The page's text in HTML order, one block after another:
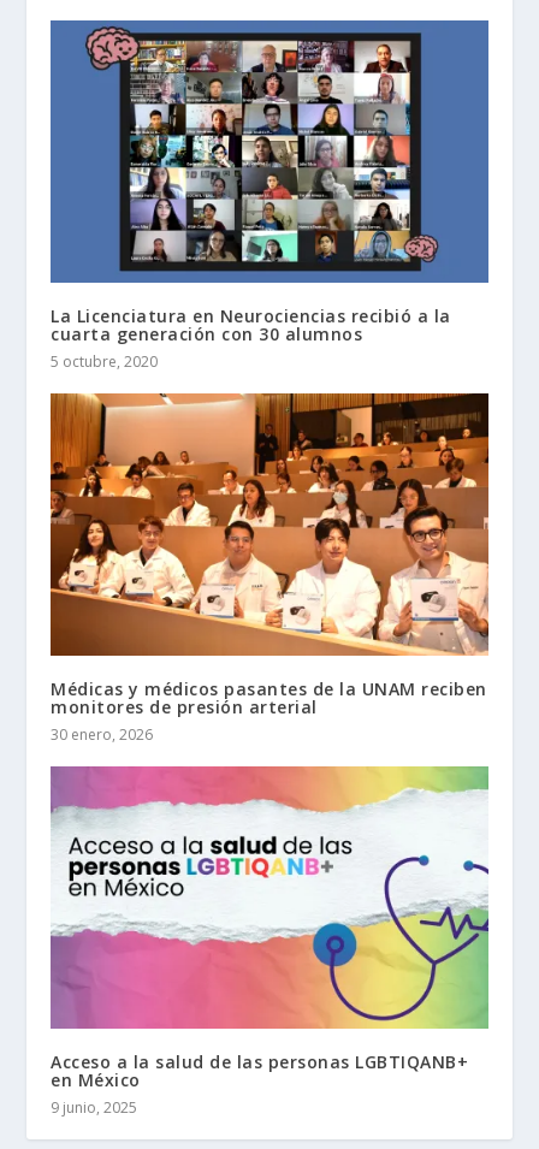
La Licenciatura en Neurociencias recibió a la
cuarta generación con 30 alumnos
5 octubre, 2020
Médicas y médicos pasantes de la UNAM reciben
monitores de presión arterial
30 enero, 2026
Acceso a la salud de las personas LGBTIQANB+
en México
9 junio, 2025